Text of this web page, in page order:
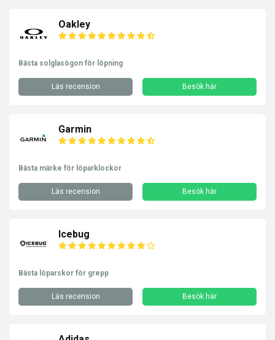
Oakley
Bästa solglasögon för löpning
Läs recension Besök här
Garmin
Bästa märke för löparklockor
Läs recension Besök här
Icebug
Bästa löparskor för grepp
Läs recension Besök här